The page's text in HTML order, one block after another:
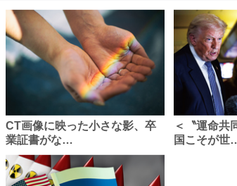
CT画像に映った小さな影、卒
業証書がな…
＜〝運命共
国こそが世